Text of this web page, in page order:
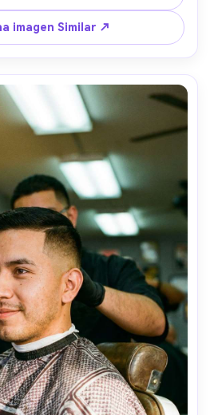
reflejo, clasificación de color
vulnerable tranquilo, textura
naturales, alta resolución- -ar 4:5
imagen Similar ↗